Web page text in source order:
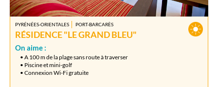
PYRÉNÉES-ORIENTALES PORT-BARCARÈS
RÉSIDENCE "LE GRAND BLEU"
On aime :
• A 100 m de la plage sans route à traverser
• Piscine et mini-golf
• Connexion Wi-Fi gratuite